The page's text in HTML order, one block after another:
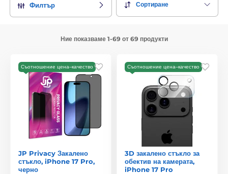
Филтър Сортиране
Ние показваме 1-69 от 69 продукти
Съотношение цена–качество
JP Privacy Закалено
стъкло, iPhone 17 Pro,
черно
Съотношение цена–качество
3D закалено стъкло за
обектив на камерата,
iPhone 17 Pro